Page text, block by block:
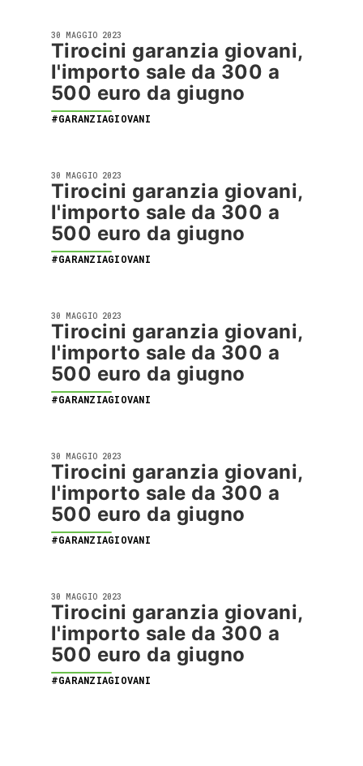
30 MAGGIO 2023
Tirocini garanzia giovani,
l'importo sale da 300 a
500 euro da giugno
#GARANZIAGIOVANI
30 MAGGIO 2023
Tirocini garanzia giovani,
l'importo sale da 300 a
500 euro da giugno
#GARANZIAGIOVANI
30 MAGGIO 2023
Tirocini garanzia giovani,
l'importo sale da 300 a
500 euro da giugno
#GARANZIAGIOVANI
30 MAGGIO 2023
Tirocini garanzia giovani,
l'importo sale da 300 a
500 euro da giugno
#GARANZIAGIOVANI
30 MAGGIO 2023
Tirocini garanzia giovani,
l'importo sale da 300 a
500 euro da giugno
#GARANZIAGIOVANI